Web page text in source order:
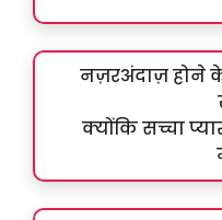
नज़रअंदाज़ होने
क्योंकि सच्चा